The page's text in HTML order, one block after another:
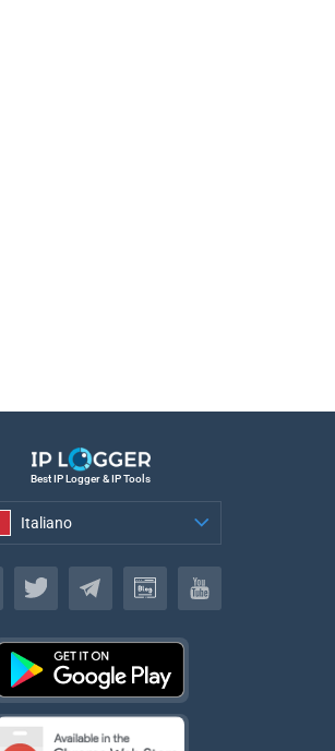
Best IP Logger & IP Tools
Italiano
Italiano